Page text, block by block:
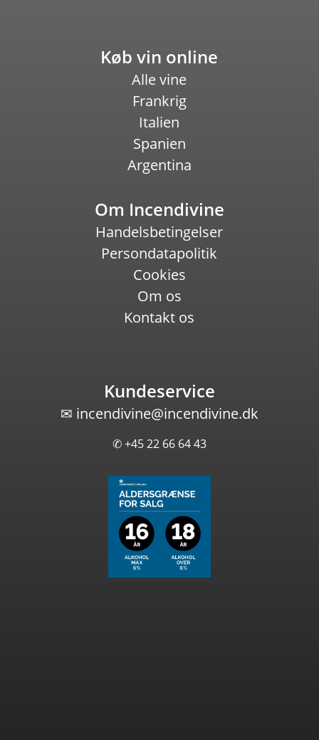
Køb vin online
Alle vine
Frankrig
Italien
Spanien
Argentina
Om Incendivine
Handelsbetingelser
Persondatapolitik
Cookies
Om os
Kontakt os
Kundeservice
✉ incendivine@incendivine.dk
✆ +45 22 66 64 43